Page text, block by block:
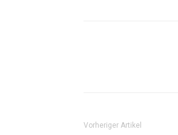
Vorheriger Artikel